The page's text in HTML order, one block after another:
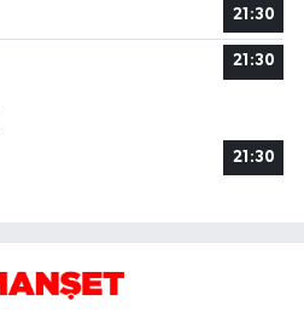
21:30
21:30
21:30